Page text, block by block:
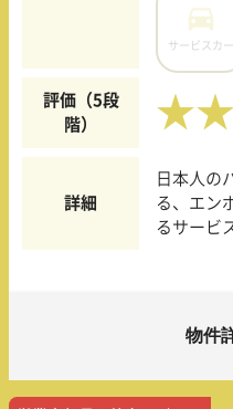
サービスカー
評価（5段
階）
詳細
日本人の
る、エン
るサービ
物件